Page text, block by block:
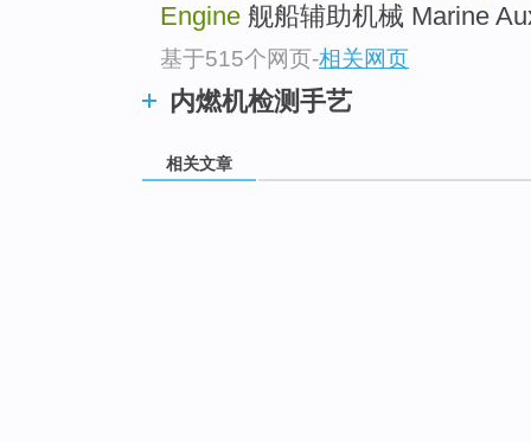
Engine 舰船辅助机械 Marine
基于515个网页-相关网页
内燃机检测手艺
相关文章